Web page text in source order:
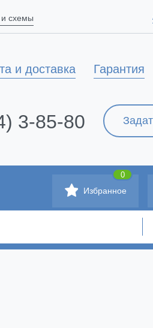
и схемы
Гарантия
и доставка
3-85-80
Избранное
0